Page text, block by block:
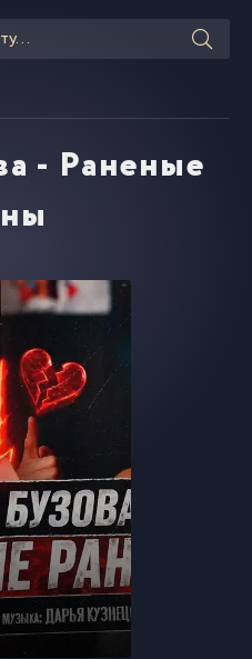
- Раненые